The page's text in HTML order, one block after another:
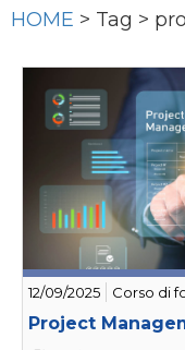
HOME > Tag >
12/09/2025 Corso di
Project